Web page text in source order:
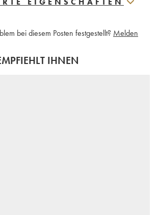
bei diesem Posten festgestellt? Melden
IHNEN